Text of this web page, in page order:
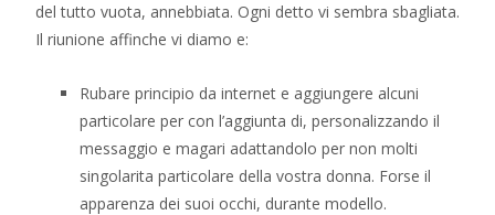
del tutto vuota, annebbiata. Ogni detto vi sembra sbagliata.
Il riunione affinche vi diamo e:
Rubare principio da internet e aggiungere alcuni
particolare per con l’aggiunta di, personalizzando il
messaggio e magari adattandolo per non molti
singolarita particolare della vostra donna. Forse il
apparenza dei suoi occhi, durante modello.